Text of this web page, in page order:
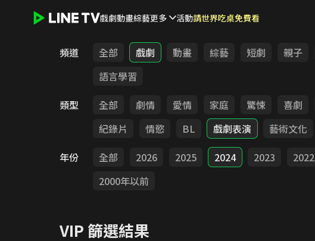
戲劇動畫綜藝更多 活動請世界吃桌免費看
頻道 全部 戲劇 動畫 綜藝 短劇 親子
語言學習
類型
全部 劇情 愛情 家庭 驚悚 喜劇
紀錄片
情慾 BL 戲劇表演 藝術文化
年份
全部 2026 2025 2024 2023 2022
2000年以前
VIP 篩選結果